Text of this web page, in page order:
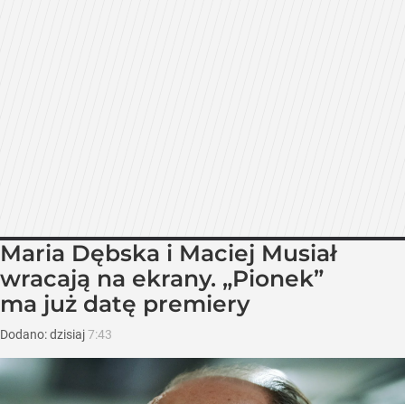
Maria Dębska i Maciej Musiał
wracają na ekrany. „Pionek”
ma już datę premiery
Dodano:dzisiaj7:43